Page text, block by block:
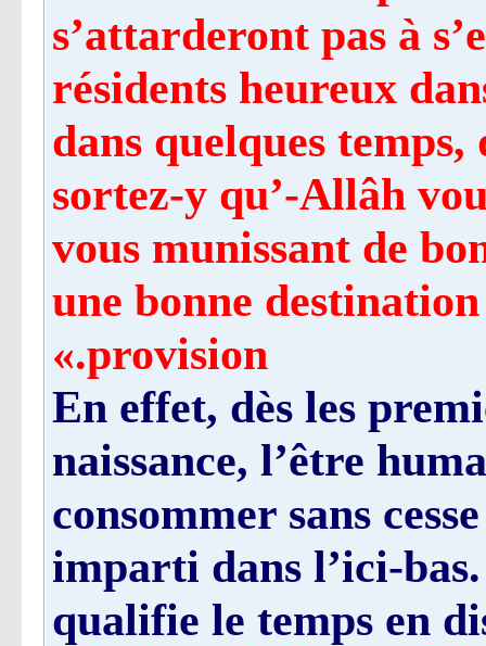
s’attarderont pas à
résidents heureux
dans quelques
sortez-y qu’-Allâh
vous munissant de
une bonne
provision.»
En effet, dès les
naissance, l’être
consommer sans
imparti dans l’ici-
qualifie le temps en